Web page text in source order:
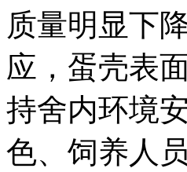
质量明显下
应，蛋壳表
持舍内环境
色、饲养人